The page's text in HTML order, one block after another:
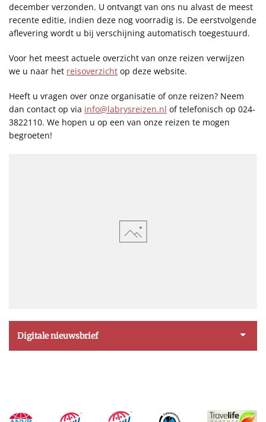
december verzonden. U ontvangt van ons nu alvast de meest
recente editie, indien deze nog voorradig is. De eerstvolgende
aflevering wordt u bij verschijning automatisch toegestuurd.
Voor het meest actuele overzicht van onze reizen verwijzen
we u naar het reisoverzicht op deze website.
Heeft u vragen over onze organisatie of onze reizen? Neem
dan contact op via info@labrysreizen.nl of telefonisch op 024-
3822110. We hopen u op een van onze reizen te mogen
begroeten!
Digitale nieuwsbrief